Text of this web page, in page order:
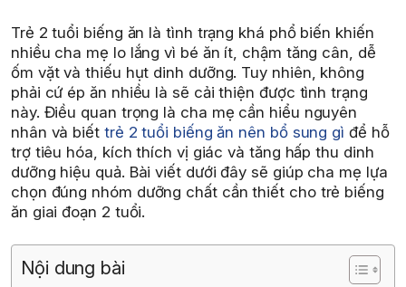
Trẻ 2 tuổi biếng ăn là tình trạng khá phổ biến khiến
nhiều cha mẹ lo lắng vì bé ăn ít, chậm tăng cân, dễ
ốm vặt và thiếu hụt dinh dưỡng. Tuy nhiên, không
phải cứ ép ăn nhiều là sẽ cải thiện được tình trạng
này. Điều quan trọng là cha mẹ cần hiểu nguyên
nhân và biết trẻ 2 tuổi biếng ăn nên bổ sung gì để hỗ
trợ tiêu hóa, kích thích vị giác và tăng hấp thu dinh
dưỡng hiệu quả. Bài viết dưới đây sẽ giúp cha mẹ lựa
chọn đúng nhóm dưỡng chất cần thiết cho trẻ biếng
ăn giai đoạn 2 tuổi.
Nội dung bài